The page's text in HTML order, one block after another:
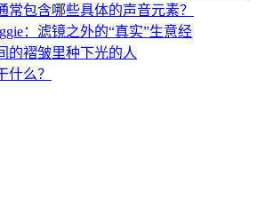
常包含哪些具体的声音元素？
：滤镜之外的“真实”生意经
的褶皱里种下光的人
什么？